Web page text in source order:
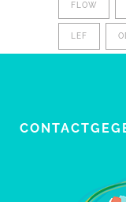
FLOW
LEF